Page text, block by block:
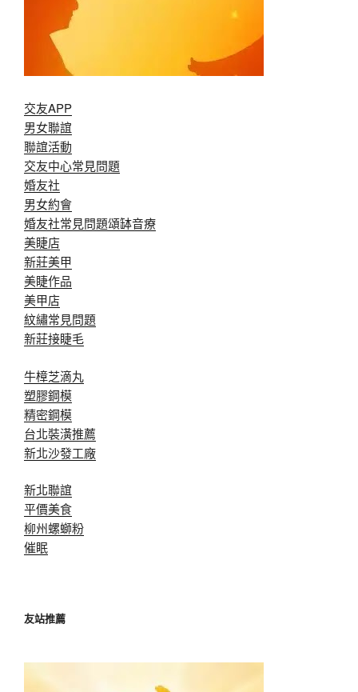
交友APP
男女聯誼
聯誼活動
交友中心常見問題
婚友社
男女約會
婚友社常見問題頌缽音療
美睫店
新莊美甲
美睫作品
美甲店
紋繡常見問題
新莊接睫毛
牛樟芝滴丸
塑膠鋼模
精密鋼模
台北裝潢推薦
新北沙發工廠
新北聯誼
平價美食
柳州螺螄粉
催眠
友站推薦